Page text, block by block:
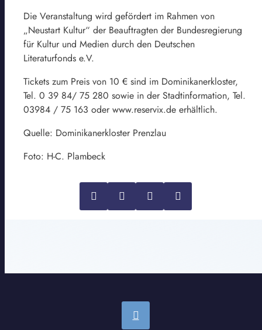
Die Veranstaltung wird gefördert im Rahmen von
„Neustart Kultur“ der Beauftragten der Bundesregierung
für Kultur und Medien durch den Deutschen
Literaturfonds e.V.
Tickets zum Preis von 10 € sind im Dominikanerkloster,
Tel. 0 39 84/ 75 280 sowie in der Stadtinformation, Tel.
03984 / 75 163 oder www.reservix.de erhältlich.
Quelle: Dominikanerkloster Prenzlau
Foto: H-C. Plambeck